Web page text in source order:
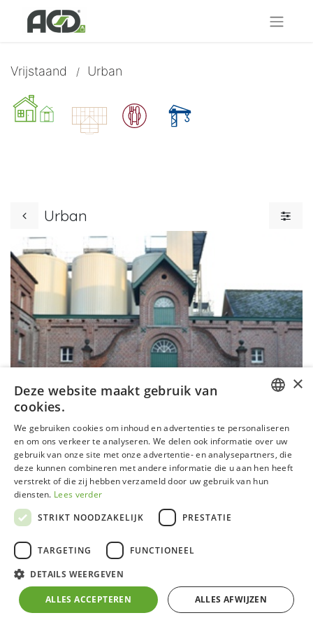
Vrijstaand / Urban
Urban
SERRE P03 URBAN ALU
Breedte :1,59 m
Lengte: 2,24 m
Goothoogte:1,79 m
Nokhoogte :2,21 m
Type wand:Rechte wand
GERMAN
FRENCH
×
Deze website maakt gebruik van
cookies.
We gebruiken cookies om inhoud en advertenties te personaliseren
en om ons verkeer te analyseren. We delen ook informatie over uw
gebruik van onze site met onze advertentie- en analysepartners, die
deze kunnen combineren met andere informatie die u aan hen heeft
verstrekt of die zij hebben verzameld door uw gebruik van hun
diensten. Lees verder
STRIKT NOODZAKELIJK
PRESTATIE
TARGETING FUNCTIONEEL
DETAILS WEERGEVEN
ALLES ACCEPTEREN ALLES AFWIJZEN